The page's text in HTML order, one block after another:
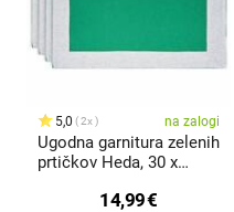
5,0 2x na zalogi
Ugodna garnitura zelenih
prtičkov Heda, 30 x
14,99€